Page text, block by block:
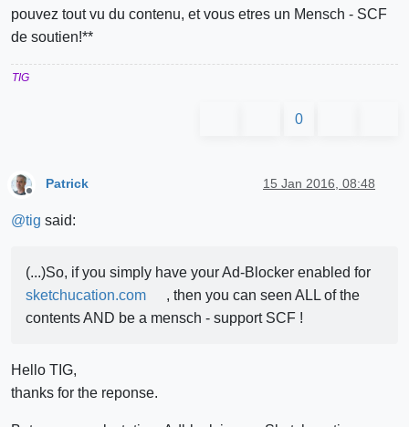
pouvez tout vu du contenu, et vous etres un Mensch - SCF
de soutien!**
TIG
0
Patrick 15 Jan 2016, 08:48
@tig said:
(...)So, if you simply have your Ad-Blocker enabled for
sketchucation.com
, then you can seen ALL of the
contents AND be a mensch - support SCF !
Hello TIG,
thanks for the reponse.